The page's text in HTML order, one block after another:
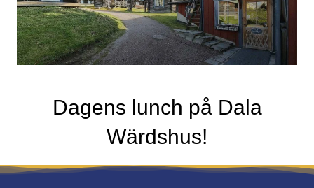
Dagens lunch på Dala
Wärdshus!